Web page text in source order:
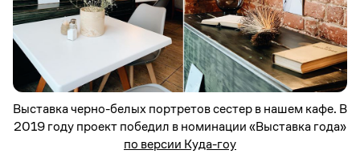
Выставка черно-белых портретов сестер в нашем кафе. В
2019 году проект победил в номинации «Выставка года»
по версии Куда-гоу